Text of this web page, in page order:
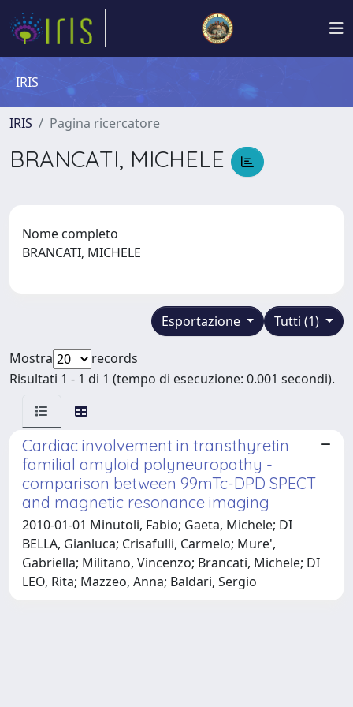
IRIS
IRIS Pagina ricercatore
BRANCATI, MICHELE
Nome completo
BRANCATI, MICHELE
Tutti (1)
Esportazione
Mostra
records
Risultati 1 - 1 di 1 (tempo di esecuzione: 0.001 secondi).
Cardiac involvement in transthyretin
familial amyloid polyneuropathy -
comparison between 99mTc-DPD SPECT
and magnetic resonance imaging
2010-01-01 Minutoli, Fabio; Gaeta, Michele; DI
BELLA, Gianluca; Crisafulli, Carmelo; Mure',
Gabriella; Militano, Vincenzo; Brancati, Michele; DI
LEO, Rita; Mazzeo, Anna; Baldari, Sergio